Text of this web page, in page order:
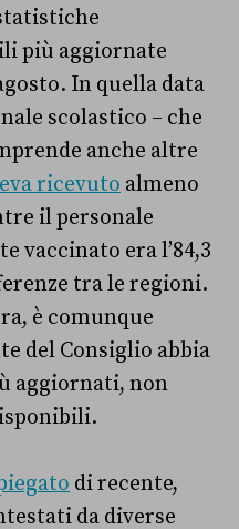
più aggiornate
In quella data
scolastico – che
anche altre
ricevuto almeno
il personale
vaccinato era l’84,3
tra le regioni.
è comunque
del Consiglio abbia
aggiornati, non
di recente,
da diverse